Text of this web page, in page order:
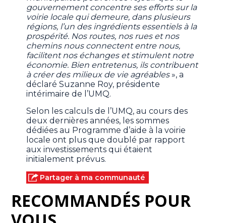
gouvernement concentre ses efforts sur la
voirie locale qui demeure, dans plusieurs
régions, l’un des ingrédients essentiels à la
prospérité. Nos routes, nos rues et nos
chemins nous connectent entre nous,
facilitent nos échanges et stimulent notre
économie. Bien entretenus, ils contribuent
à créer des milieux de vie agréables», a
déclaré Suzanne Roy, présidente
intérimaire de l’UMQ.
Selon les calculs de l’UMQ, au cours des
deux dernières années, les sommes
dédiées au Programme d’aide à la voirie
locale ont plus que doublé par rapport
aux investissements qui étaient
initialement prévus.
Partager à ma communauté
RECOMMANDÉS POUR